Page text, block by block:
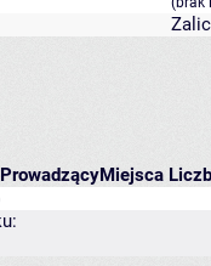
ProwadzącyMiejsca